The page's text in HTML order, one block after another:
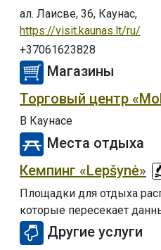
ал. Лаисве, 36, Каунас,
https://visit.kaunas.lt/ru/
+37061623828
Магазины
Торговый центр
В Каунасе
Места отдыха
Кемпинг «Lepšynė»
Площадки для отдыха
которые пересекает
Другие услуги